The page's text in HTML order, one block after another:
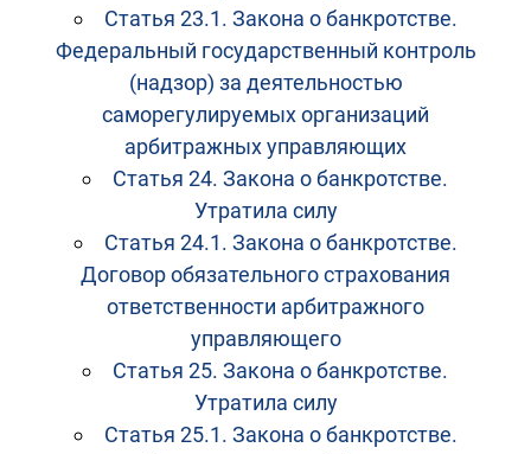
Статья 23.1. Закона о банкротстве.
Федеральный государственный контроль
(надзор) за деятельностью
саморегулируемых организаций
арбитражных управляющих
Статья 24. Закона о банкротстве.
Утратила силу
Статья 24.1. Закона о банкротстве.
Договор обязательного страхования
ответственности арбитражного
управляющего
Статья 25. Закона о банкротстве.
Утратила силу
Статья 25.1. Закона о банкротстве.